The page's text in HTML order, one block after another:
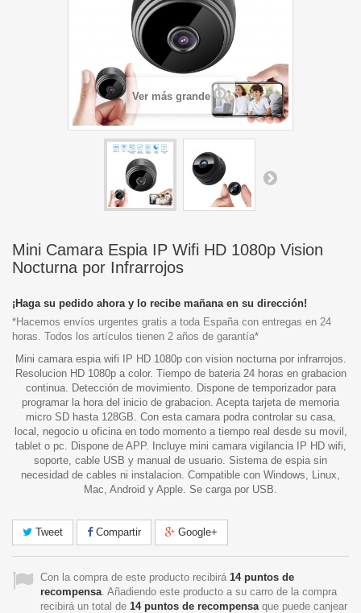
Ver más grande
Mini Camara Espia IP Wifi HD 1080p Vision
Nocturna por Infrarrojos
¡Haga su pedido ahora y lo recibe mañana en su dirección!
*Hacemos envíos urgentes gratis a toda España con entregas en 24
horas. Todos los artículos tienen 2 años de garantía*
Mini camara espia wifi IP HD 1080p con vision nocturna por infrarrojos.
Resolucion HD 1080p a color. Tiempo de bateria 24 horas en grabacion
continua. Detección de movimiento. Dispone de temporizador para
programar la hora del inicio de grabacion. Acepta tarjeta de memoria
micro SD hasta 128GB. Con esta camara podra controlar su casa,
local, negocio u oficina en todo momento a tiempo real desde su movil,
tablet o pc. Dispone de APP. Incluye mini camara vigilancia IP HD wifi,
soporte, cable USB y manual de usuario. Sistema de espia sin
necesidad de cables ni instalacion. Compatible con Windows, Linux,
Mac, Android y Apple. Se carga por USB.
Tweet Compartir Google+
Con la compra de este producto recibirá 14puntos de
recompensa. Añadiendo este producto a su carro de la compra
recibirá un total de 14puntos de recompensaque puede canjear